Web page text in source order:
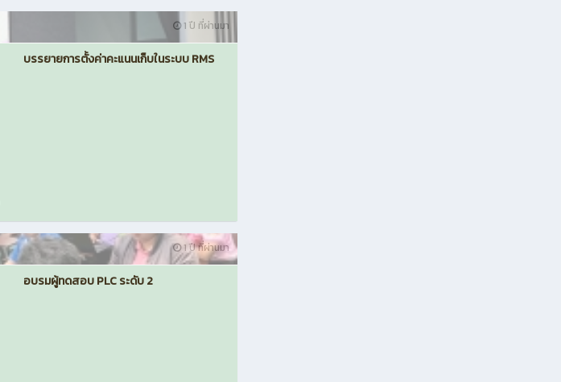
1 ปี ที่ผ่านมา
บรรยายการตั้งค่าคะแนนเก็บในระบบ RMS
1 ปี ที่ผ่านมา
อบรมผู้ทดสอบ PLC ระดับ 2